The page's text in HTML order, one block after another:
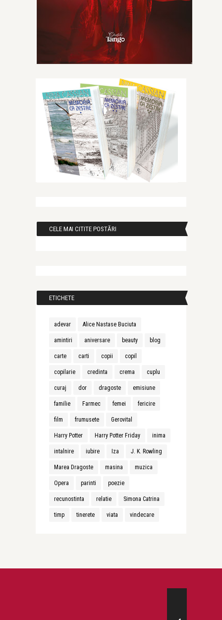
CELE MAI CITITE POSTĂRI
ETICHETE
adevar Alice Nastase Buciuta
amintiri aniversare beauty blog
carte carti copii copil
copilarie credinta crema cuplu
curaj dor dragoste emisiune
familie Farmec femei fericire
film frumusete Gerovital
Harry Potter Harry Potter Friday inima
intalnire iubire Iza J. K. Rowling
Marea Dragoste masina muzica
Opera parinti poezie
recunostinta relatie Simona Catrina
timp tinerete viata vindecare